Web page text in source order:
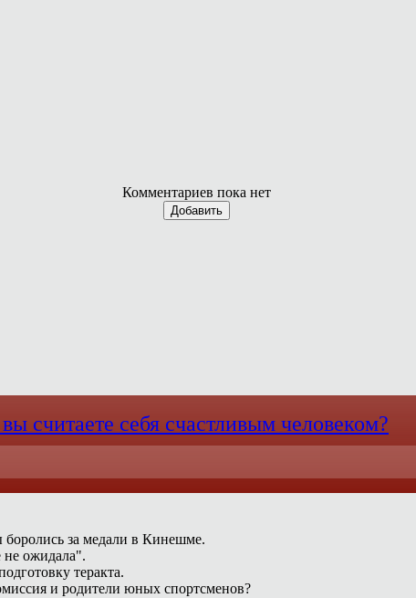
Комментариев пока нет
Добавить
считаете себя счастливым человеком?
боролись за медали в Кинешме.
не ожидала".
теракта.
и родители юных спортсменов?